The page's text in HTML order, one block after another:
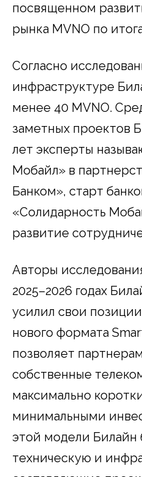
посвященном
рынка MVNO по
Согласно
инфраструктуре
менее 40 MVNO.
заметных проектов
лет эксперты
Мобайл» в
Банком», старт
«Солидарность
развитие
Авторы
2025–2026 годах
усилил свои
нового формата
позволяет
собственные
максимально
минимальными
этой модели Билайн
техническую и